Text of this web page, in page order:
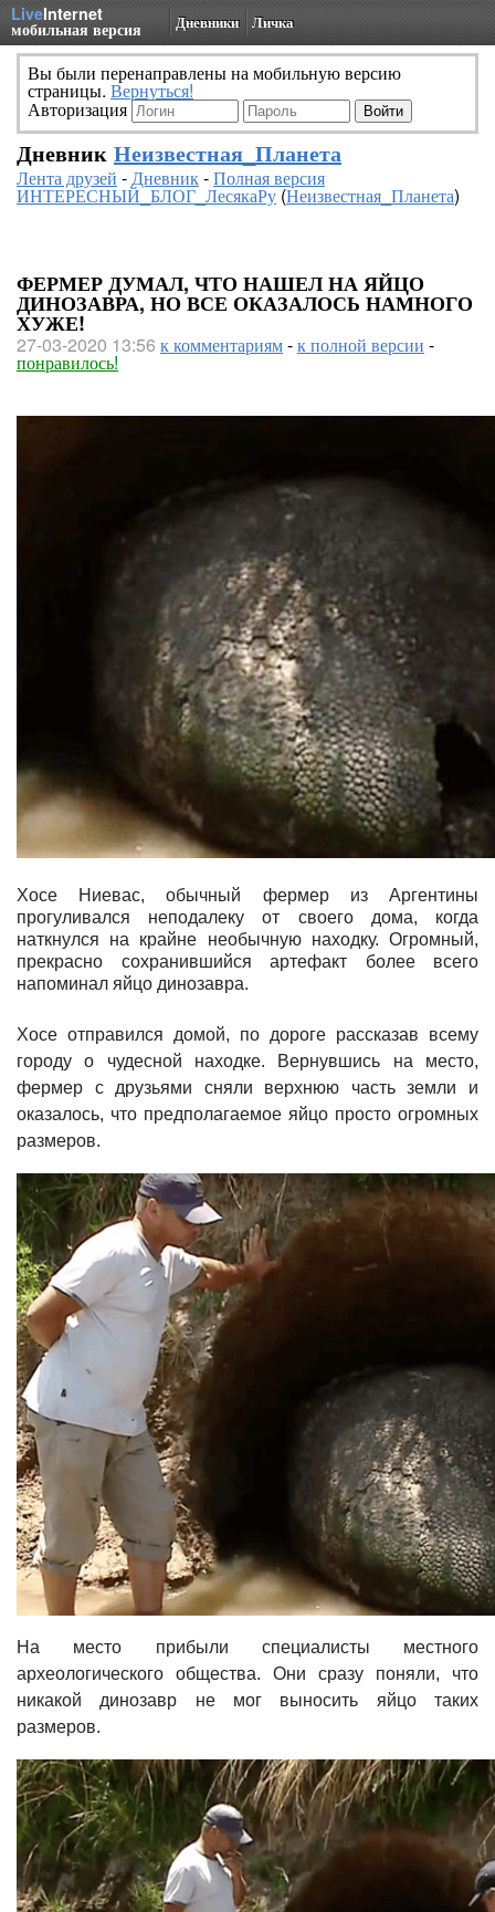
LiveInternet
мобильная версия Дневники Личка
Вы были перенаправлены на мобильную версию
страницы. Вернуться!
Авторизация
Дневник Неизвестная_Планета
Лента друзей -Дневник-Полная версия
ИНТЕРЕСНЫЙ_БЛОГ_ЛесякаРу(Неизвестная_Планета)
ФЕРМЕР ДУМАЛ, ЧТО НАШЕЛ НА ЯЙЦО
ДИНОЗАВРА, НО ВСЕ ОКАЗАЛОСЬ НАМНОГО
ХУЖЕ!
27-03-2020 13:56 к комментариям-к полной версии -
понравилось!
Хосе Ниевас, обычный фермер из Аргентины
прогуливался неподалеку от своего дома, когда
наткнулся на крайне необычную находку. Огромный,
прекрасно сохранившийся артефакт более всего
напоминал яйцо динозавра.
Хосе отправился домой, по дороге рассказав всему
городу о чудесной находке. Вернувшись на место,
фермер с друзьями сняли верхнюю часть земли и
оказалось, что предполагаемое яйцо просто огромных
размеров.
На место прибыли специалисты местного
археологического общества. Они сразу поняли, что
никакой динозавр не мог выносить яйцо таких
размеров.